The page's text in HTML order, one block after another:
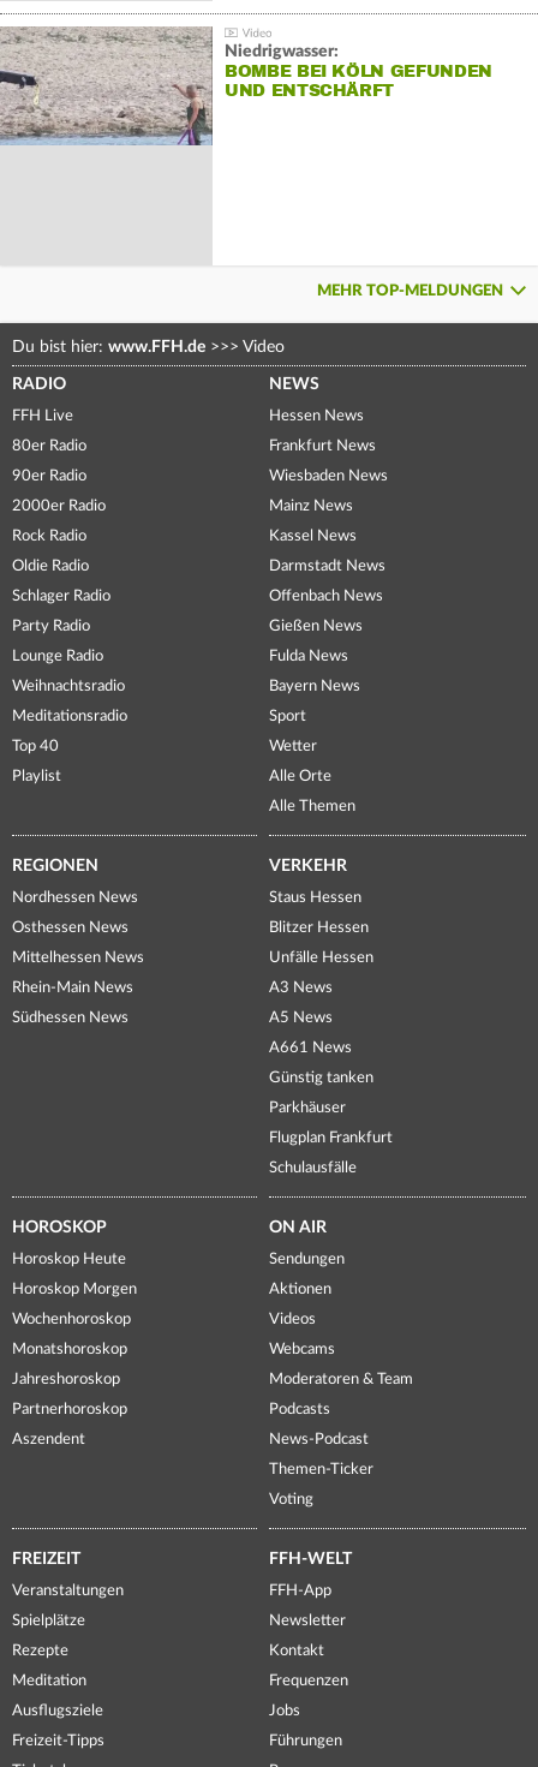
Niedrigwasser:
BOMBE BEI KÖLN GEFUNDEN
UND ENTSCHÄRFT
MEHR TOP-MELDUNGEN
Du bist hier: www.FFH.de >>> Video
RADIO
FFH Live
80er Radio
90er Radio
2000er Radio
Rock Radio
Oldie Radio
Schlager Radio
Party Radio
Lounge Radio
Weihnachtsradio
Meditationsradio
Top 40
Playlist
NEWS
Hessen News
Frankfurt News
Wiesbaden News
Mainz News
Kassel News
Darmstadt News
Offenbach News
Gießen News
Fulda News
Bayern News
Sport
Wetter
Alle Orte
Alle Themen
REGIONEN
Nordhessen News
Osthessen News
Mittelhessen News
Rhein-Main News
Südhessen News
VERKEHR
Staus Hessen
Blitzer Hessen
Unfälle Hessen
A3 News
A5 News
A661 News
Günstig tanken
Parkhäuser
Flugplan Frankfurt
Schulausfälle
HOROSKOP
Horoskop Heute
Horoskop Morgen
Wochenhoroskop
Monatshoroskop
Jahreshoroskop
Partnerhoroskop
Aszendent
ON AIR
Sendungen
Aktionen
Videos
Webcams
Moderatoren & Team
Podcasts
News-Podcast
Themen-Ticker
Voting
FREIZEIT
Veranstaltungen
Spielplätze
Rezepte
Meditation
Ausflugsziele
Freizeit-Tipps
FFH-WELT
FFH-App
Newsletter
Kontakt
Frequenzen
Jobs
Führungen